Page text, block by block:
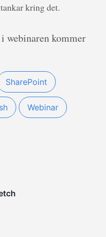
kring det.
webinaren kommer
SharePoint
Webinar